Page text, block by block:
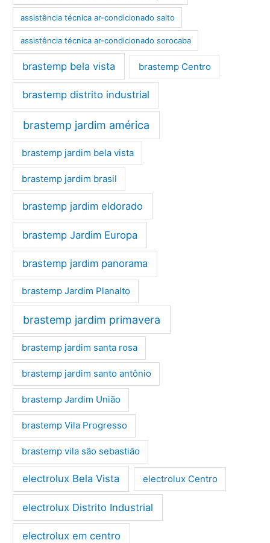
assistência técnica ar-condicionado salto
assistência técnica ar-condicionado sorocaba
brastemp bela vista brastemp Centro
brastemp distrito industrial
brastemp jardim américa
brastemp jardim bela vista
brastemp jardim brasil
brastemp jardim eldorado
brastemp Jardim Europa
brastemp jardim panorama
brastemp Jardim Planalto
brastemp jardim primavera
brastemp jardim santa rosa
brastemp jardim santo antônio
brastemp Jardim União
brastemp Vila Progresso
brastemp vila são sebastião
electrolux Bela Vista electrolux Centro
electrolux Distrito Industrial
electrolux em centro